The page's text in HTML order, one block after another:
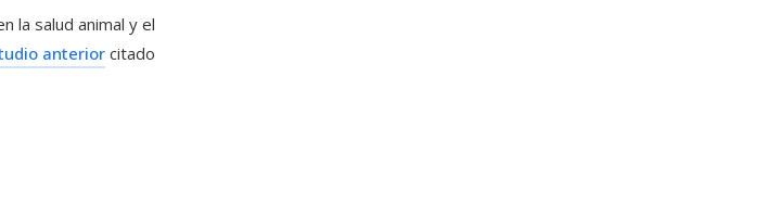
la salud animal y el
anteriorcitado